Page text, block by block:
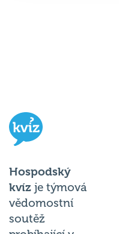
Hospodský
kvíz je týmová
vědomostní
soutěž